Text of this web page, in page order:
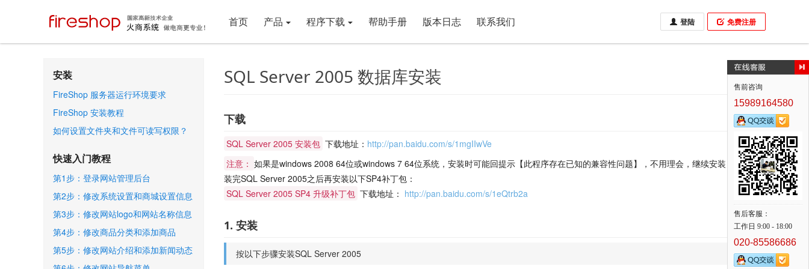
首页 产品 程序下载 帮助手册 版本日志 联系我们 登陆 免费注册
SQL Server 2005 数据库安装
下载
SQL Server 2005 安装包 下载地址： http://pan.baidu.com/s/1mgIIwVe
注意： 如果是windows 2008 64位或windows 7 64位系统，安装时可能回提示【此程序存在已知的兼容性问题】，不用理会，继续安装，并在安
装完SQL Server 2005之后再安装以下SP4补丁包：
SQL Server 2005 SP4 升级补丁包 下载地址： http://pan.baidu.com/s/1eQtrb2a
1. 安装
按以下步骤安装SQL Server 2005
安装
FireShop 服务器运行环境要求
FireShop 安装教程
如何设置文件夹和文件可读写权限？
快速入门教程
第1步：登录网站管理后台
第2步：修改系统设置和商城设置信息
第3步：修改网站logo和网站名称信息
第4步：修改商品分类和添加商品
第5步：修改网站介绍和添加新闻动态
售前咨询
15989164580
售后客服：
工作日 9:00 - 18:00
020-85586686